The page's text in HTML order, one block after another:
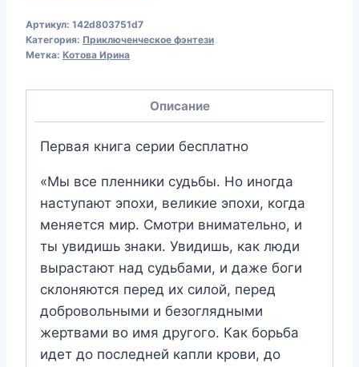
Артикул: 142d803751d7
Категория: Приключенческое фэнтези
Метка: Котова Ирина
Описание
Первая книга серии бесплатно
«Мы все пленники судьбы. Но иногда
наступают эпохи, великие эпохи, когда
меняется мир. Смотри внимательно, и
ты увидишь знаки. Увидишь, как люди
вырастают над судьбами, и даже боги
склоняются перед их силой, перед
добровольными и безоглядными
жертвами во имя другого. Как борьба
идет до последней капли крови, до